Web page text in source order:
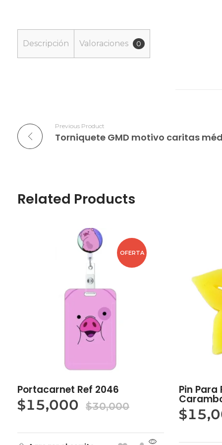
Descripción Valoraciones 0
Previous Product
Torniquete GMD motivo caritas
Related Products
OFERTA
Portacarnet Ref 2046
$15,000 $30,000
Pin Para
$